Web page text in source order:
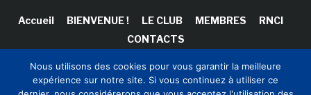
Accueil BIENVENUE ! LE CLUB MEMBRES
RNCI
CONTACTS
Nous utilisons des cookies pour vous garantir la meilleure
expérience sur notre site. Si vous continuez à utiliser ce